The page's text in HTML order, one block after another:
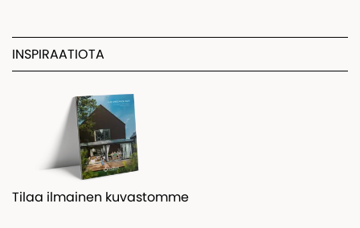
INSPIRAATIOTA
Tilaa ilmainen kuvastomme